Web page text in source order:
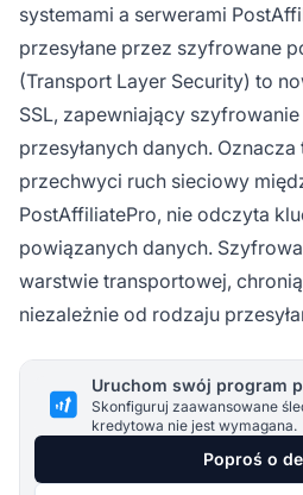
systemami a serwerami
przesyłane przez szyfrowane
(Transport Layer Security) to
SSL, zapewniający
przesyłanych danych.
przechwyci ruch sieciowy
PostAffiliatePro, nie odczyta
powiązanych danych.
warstwie transportowej,
niezależnie od rodzaju
Uruchom swój program
Skonfiguruj zaawansowane
kredytowa nie jest wymagana.
Poproś o